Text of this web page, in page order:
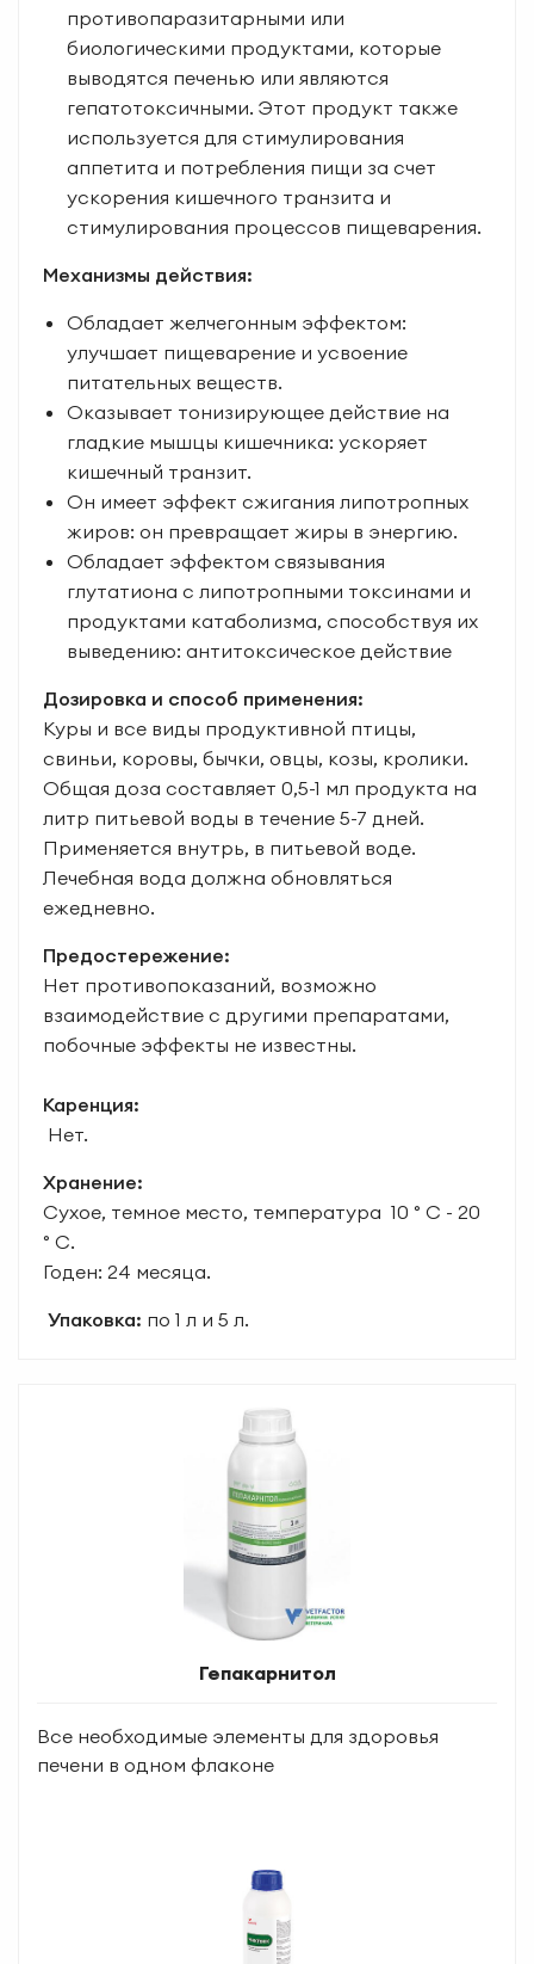
противопаразитарными или
биологическими продуктами, которые
выводятся печенью или являются
гепатотоксичными. Этот продукт также
используется для стимулирования
аппетита и потребления пищи за счет
ускорения кишечного транзита и
стимулирования процессов пищеварения.
Механизмы действия:
Обладает желчегонным эффектом:
улучшает пищеварение и усвоение
питательных веществ.
Оказывает тонизирующее действие на
гладкие мышцы кишечника: ускоряет
кишечный транзит.
Он имеет эффект сжигания липотропных
жиров: он превращает жиры в энергию.
Обладает эффектом связывания
глутатиона с липотропными токсинами и
продуктами катаболизма, способствуя их
выведению: антитоксическое действие
Дозировка и способ применения:
Куры и все виды продуктивной птицы,
свиньи, коровы, бычки, овцы, козы, кролики.
Общая доза составляет 0,5-1 мл продукта на
литр питьевой воды в течение 5-7 дней.
Применяется внутрь, в питьевой воде.
Лечебная вода должна обновляться
ежедневно.
Предостережение:
Нет противопоказаний, возможно
взаимодействие с другими препаратами,
побочные эффекты не известны.
Каренция:
Нет.
Хранение:
Сухое, темное место, температура 10 ° С - 20
° С.
Годен: 24 месяца.
Упаковка: по 1 л и 5 л.
Гепакарнитол
Все необходимые элементы для здоровья
печени в одном флаконе